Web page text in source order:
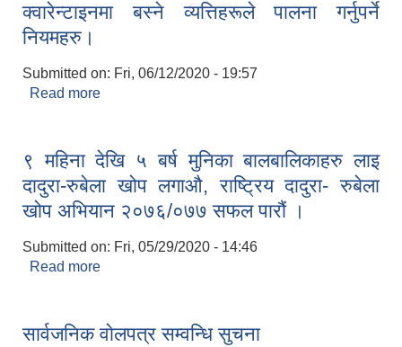
क्वारेन्टाइनमा बस्ने व्यत्तिहरूले पालना गर्नुपर्ने
नियमहरु।
Submitted on: Fri, 06/12/2020 - 19:57
Read more
९ महिना देखि ५ बर्ष मुनिका बालबालिकाहरु लाइ
दादुरा-रुबेला खोप लगाऔ, राष्ट्रिय दादुरा- रुबेला
खोप अभियान २०७६/०७७ सफल पारौं ।
Submitted on: Fri, 05/29/2020 - 14:46
Read more
सार्वजनिक वाेलपत्र सम्वन्धि सुचना